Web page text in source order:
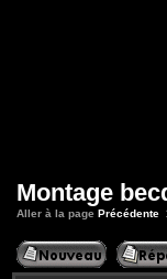
Montage
Aller à la page Précédente